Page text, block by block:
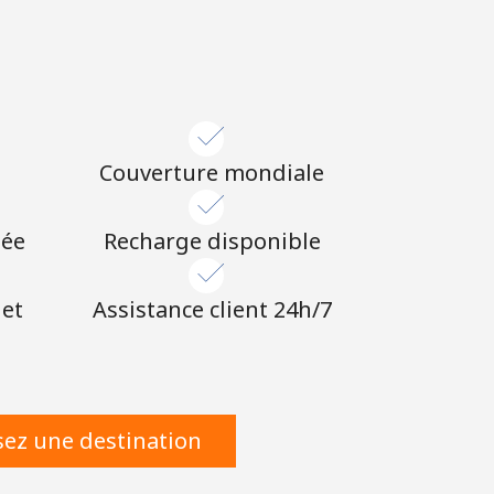
Couverture mondiale
Recharge disponible
Assistance client 24h/7
une destination